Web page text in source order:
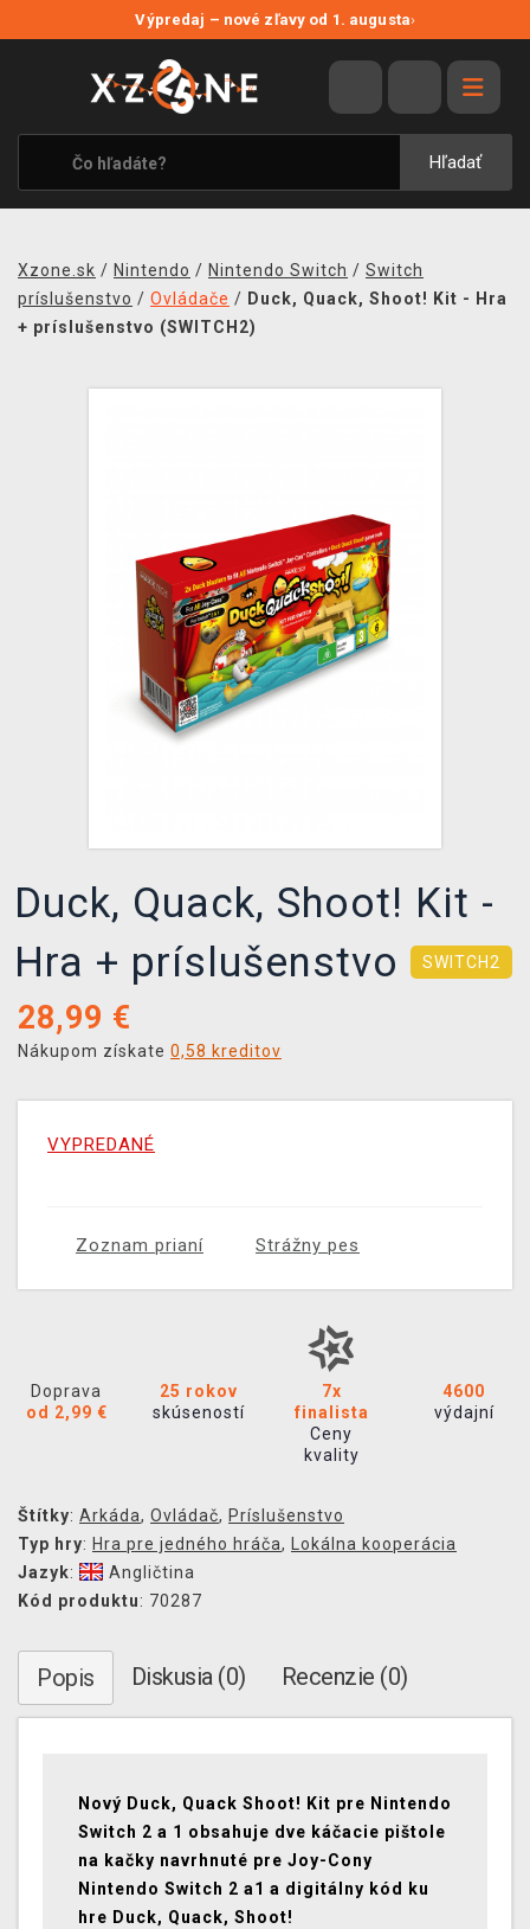
Výpredaj – nové zľavy od 1. augusta›
Hľadať
VÝPREDAJ
VIDEOHRY
XZONE ORIGINALS
TEMATIKY
MERCHANDISE
XZONE KLUB
Xzone.sk / Nintendo / Nintendo Switch / Switch
príslušenstvo / Ovládače / Duck, Quack, Shoot! Kit - Hra
+ príslušenstvo (SWITCH2)
Duck, Quack, Shoot! Kit -
Hra + príslušenstvo
SWITCH2
28,99 €
Nákupom získate 0,58 kreditov
VYPREDANÉ
Zoznam prianí Strážny pes
Doprava
od 2,99 €
25 rokov
skúseností
7x
finalista
Ceny
kvality
4600
výdajní
Štítky: Arkáda, Ovládač, Príslušenstvo
Typ hry: Hra pre jedného hráča, Lokálna kooperácia
Jazyk:
Angličtina
Kód produktu: 70287
Popis Diskusia (0) Recenzie (0)
Nový Duck, Quack Shoot! Kit pre Nintendo
Switch 2 a 1 obsahuje dve káčacie pištole
na kačky navrhnuté pre Joy-Cony
Nintendo Switch 2 a1 a digitálny kód ku
hre Duck, Quack, Shoot!